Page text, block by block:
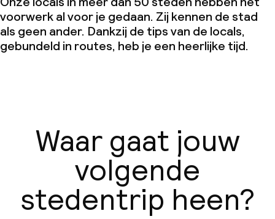
voorwerk al voor je gedaan. Zij kennen de stad
als geen ander. Dankzij de tips van de locals,
gebundeld in routes, heb je een heerlijke tijd.
Waar gaat jouw
volgende
stedentrip heen?